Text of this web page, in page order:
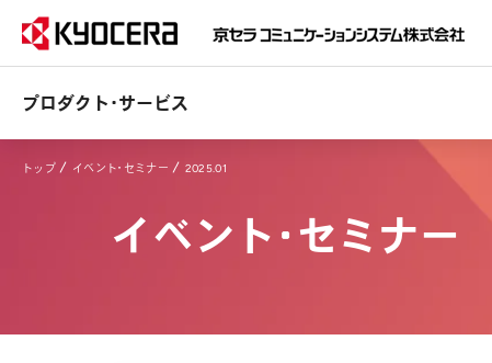
プロダクト・サービス
トップ イベント・セミナー 2025.01
イベント・セミナー